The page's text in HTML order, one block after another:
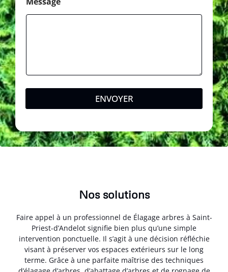
ENVOYER
Nos solutions
Faire appel à un professionnel de Élagage arbres à Saint-
Priest-d’Andelot signifie bien plus qu’une simple
intervention ponctuelle. Il s’agit à une décision réfléchie
visant à préserver vos espaces extérieurs sur le long
terme. Grâce à une parfaite maîtrise des techniques